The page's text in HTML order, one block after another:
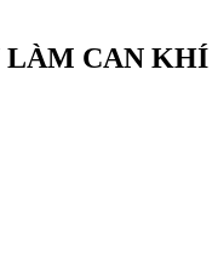
LÀM CAN KHÍ